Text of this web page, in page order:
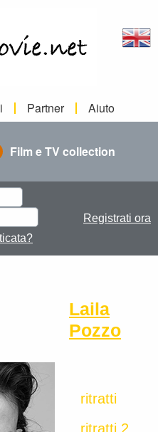
Partner Aiuto
Film e TV collection
Registrati ora
Laila
Pozzo
ritratti
ritratti 2